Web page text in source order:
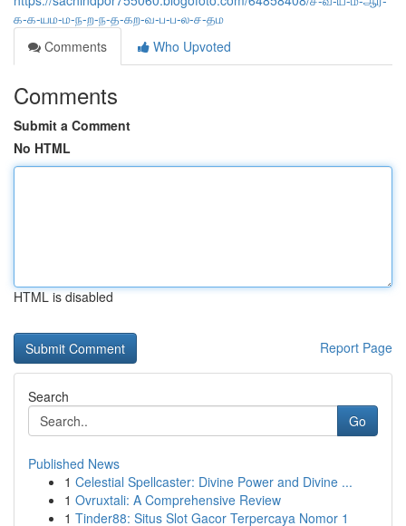
க-க-யம-ம-ந-ற-ந-த-கற-வ-ப-ப-ல-ச-தம
Comments
Who Upvoted
Comments
Submit a Comment
No HTML
HTML is disabled
Report Page
Search
Go
Published News
1 Celestial Spellcaster: Divine Power and Divine ...
1 Ovruxtali: A Comprehensive Review
1 Tinder88: Situs Slot Gacor Terpercaya Nomor 1